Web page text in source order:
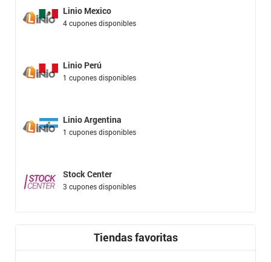
Linio Mexico
4 cupones disponibles
Linio Perú
1 cupones disponibles
Linio Argentina
1 cupones disponibles
Stock Center
3 cupones disponibles
Tiendas favoritas